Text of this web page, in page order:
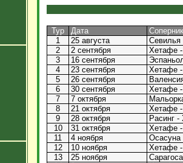
Тур Дата
Соперник
1
25 августа
2
2 сентября
Хетафе -
3
16 сентября
4
23 сентября
Хетафе -
5
26 сентября
6
30 сентября
Хетафе
7
7 октября
8
21 октября
Хетафе
9
28 октября
Расинг
10
31 октября
Хетафе -
11
4 ноября
12
10 ноября
Хетафе
13
25 ноября